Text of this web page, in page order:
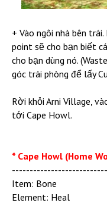
+ Vào ngôi nhà bên
point sẽ cho bạn biết
cho bạn dùng nó.
góc trái phòng để lấy
Rời khỏi Arni Village,
tới Cape Howl.
* Cape Howl (Home
Item: Bone
Element: Heal